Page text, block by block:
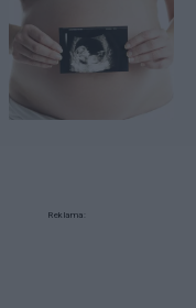
Reklama: